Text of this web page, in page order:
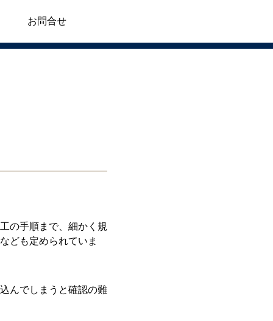
お問合せ
の手順まで、細かく規
ども定められていま
んでしまうと確認の難